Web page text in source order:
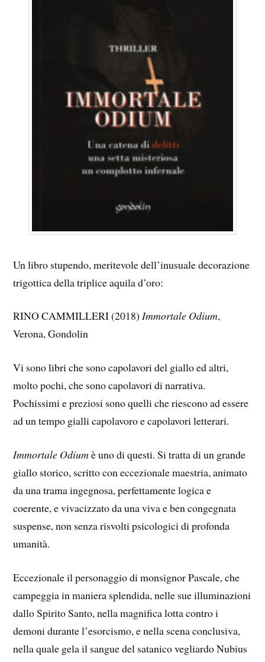
Un libro stupendo, meritevole dell’inusuale decorazione
trigottica della triplice aquila d’oro:
RINO CAMMILLERI (2018)Immortale Odium,
Verona, Gondolin
Vi sono libri che sono capolavori del giallo ed altri,
molto pochi, che sono capolavori di narrativa.
Pochissimi e preziosi sono quelli che riescono ad essere
ad un tempo gialli capolavoro e capolavori letterari.
Immortale Odiumè uno di questi. Si tratta di un grande
giallo storico, scritto con eccezionale maestria, animato
da una trama ingegnosa, perfettamente logica e
coerente, e vivacizzato da una viva e ben congegnata
suspense, non senza risvolti psicologici di profonda
umanità.
Eccezionale il personaggio di monsignor Pascale, che
campeggia in maniera splendida, nelle sue illuminazioni
dallo Spirito Santo, nella magnifica lotta contro i
demoni durante l’esorcismo, e nella scena conclusiva,
nella quale gela il sangue del satanico vegliardo Nubius